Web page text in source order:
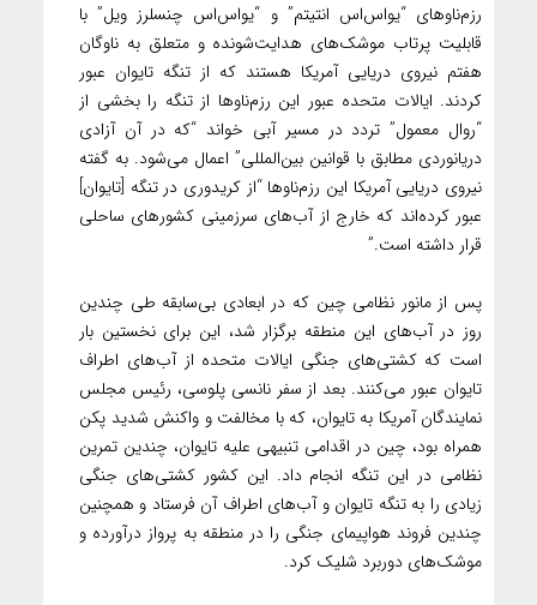
رزم‌ناوهای “یو‌اس‌اس انتیتم” و “یو‌اس‌اس چنسلرز ویل” با
قابلیت پرتاب موشک‌های هدایت‌شونده و متعلق به ناوگان
هفتم نیروی دریایی آمریکا هستند که از تنگه تایوان عبور
کردند. ایالات متحده عبور این رزم‌ناو‌ها از تنگه را بخشی از
“روال معمول” تردد در مسیر آبی خواند “که در آن آزادی
دریانوردی مطابق با قوانین بین‌المللی” اعمال می‌شود. به گفته
نیروی دریایی آمریکا این رزم‌ناوها “از کریدوری در تنگه‌ [تایوان]
عبور کرده‌اند که خارج از آب‌های سرزمینی کشورهای ساحلی
قرار داشته است.”
پس از مانور نظامی چین که در ابعادی بی‌سابقه طی چندین
روز در آب‌های این منطقه برگزار شد، این برای نخستین بار
است که کشتی‌های جنگی ایالات متحده از آب‌های اطراف
تایوان عبور می‌کنند. بعد از سفر نانسی پلوسی، رئیس مجلس
نمایندگان آمریکا به تایوان، که با مخالفت و واکنش شدید پکن
همراه بود، چین در اقدامی تنبیهی علیه تایوان، چندین تمرین
نظامی در این تنگه انجام داد. این کشور کشتی‌های جنگی
زیادی را به تنگه تایوان و آب‌های اطراف آن فرستاد و همچنین
چندین فروند هواپیمای جنگی را در منطقه به پرواز درآورده و
موشک‌های دوربرد شلیک کرد.